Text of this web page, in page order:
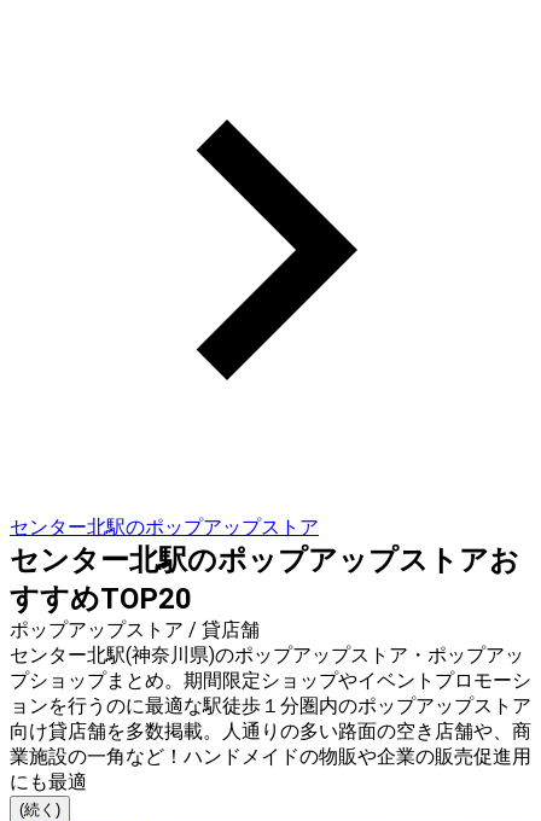
センター北駅のポップアップストア
センター北駅のポップアップストアお
すすめTOP20
ポップアップストア / 貸店舗
センター北駅(神奈川県)のポップアップストア・ポップアッ
プショップまとめ。期間限定ショップやイベントプロモーシ
ョンを行うのに最適な駅徒歩１分圏内のポップアップストア
向け貸店舗を多数掲載。人通りの多い路面の空き店舗や、商
業施設の一角など！ハンドメイドの物販や企業の販売促進用
にも最適
(続く)